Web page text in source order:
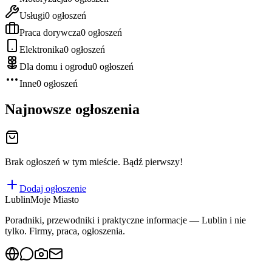
Usługi0 ogłoszeń
Praca dorywcza0 ogłoszeń
Elektronika0 ogłoszeń
Dla domu i ogrodu0 ogłoszeń
Inne0 ogłoszeń
Najnowsze ogłoszenia
Brak ogłoszeń w tym mieście. Bądź pierwszy!
Dodaj ogłoszenie
LublinMoje Miasto
Poradniki, przewodniki i praktyczne informacje — Lublin i nie
tylko. Firmy, praca, ogłoszenia.